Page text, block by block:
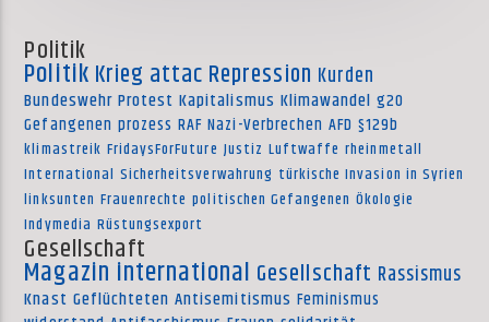
Politik
Politik Krieg attac Repression Kurden
Bundeswehr Protest Kapitalismus Klimawandel g20
Gefangenen prozess RAF Nazi-Verbrechen AFD §129b
klimastreik FridaysForFuture Justiz Luftwaffe rheinmetall
International Sicherheitsverwahrung türkische Invasion in Syrien
linksunten Frauenrechte politischen Gefangenen Ökologie
Indymedia Rüstungsexport
Gesellschaft
Magazin international Gesellschaft Rassismus
Knast Geflüchteten Antisemitismus Feminismus